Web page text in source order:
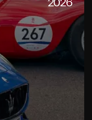
2026